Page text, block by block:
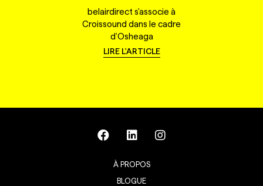
belairdirect s'associe à
Croissound dans le cadre
d'Osheaga
LIRE L'ARTICLE
À PROPOS
BLOGUE